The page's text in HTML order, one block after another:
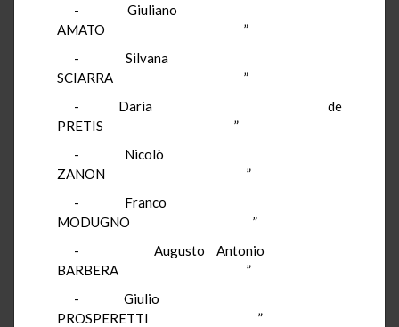
-
Giuliano
AMATO
”
-
Silvana
SCIARRA
”
-
Daria
de
PRETIS
”
-
Nicolò
ZANON
”
-
Franco
MODUGNO
”
-
Augusto Antonio
BARBERA
”
-
Giulio
PROSPERETTI
”